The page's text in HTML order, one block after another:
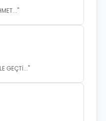
GEÇTİ..."